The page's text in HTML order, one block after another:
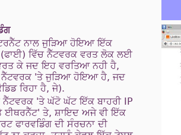
ਨਾਲ ਜੁੜਿਆ ਹੋਇਆ ਇੱਕ
ਵਿੱਚ ਨੈੱਟਵਰਕ ਵਰਤ ਲੋਕ ਲਈ
ਕੇ ਜਦ ਇਹ ਵਰਤਿਆ ਨਹੀ ਹੈ,
ਨੈੱਟਵਰਕ 'ਤੇ ਜੁੜਿਆ ਹੋਇਆ ਹੈ, ਜਦ
ਰਿਹਾ ਹੈ, ਜੇ).
'ਤੇ ਘੱਟੋ ਘੱਟ ਇੱਕ ਬਾਹਰੀ IP
ਤੇ, ਸ਼ਾਇਦ ਅਜੇ ਵੀ ਇੱਕ
ਫਾਰਵਡਿੰਗ ਦੀ ਸੰਰਚਨਾ ਦੀ